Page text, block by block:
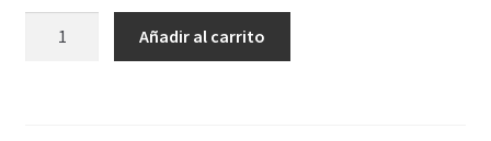
Añadir al carrito